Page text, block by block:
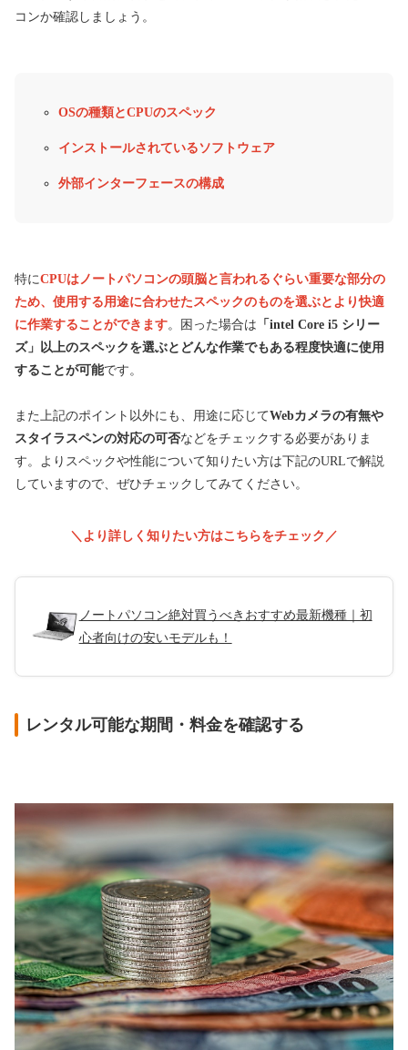
コンか確認しましょう。
OSの種類とCPUのスペック
インストールされているソフトウェア
外部インターフェースの構成
特にCPUはノートパソコンの頭脳と言われるぐらい重要な部分の
ため、使用する用途に合わせたスペックのものを選ぶとより快適
に作業することができます。困った場合は 「intel Core i5 シリー
ズ」以上のスペックを選ぶとどんな作業でもある程度快適に使用
することが可能です。
また上記のポイント以外にも、用途に応じてWebカメラの有無や
スタイラスペンの対応の可否などをチェックする必要がありま
す。よりスペックや性能について知りたい方は下記のURLで解説
していますので、ぜひチェックしてみてください。
＼より詳しく知りたい方はこちらをチェック／
ノートパソコン絶対買うべきおすすめ最新機種｜初
心者向けの安いモデルも！
レンタル可能な期間・料金を確認する